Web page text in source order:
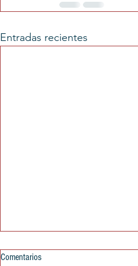
Entradas recientes
Comentarios